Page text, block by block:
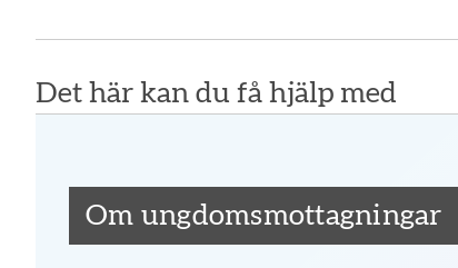
Det här kan du få hjälp med
Om ungdomsmottagningar